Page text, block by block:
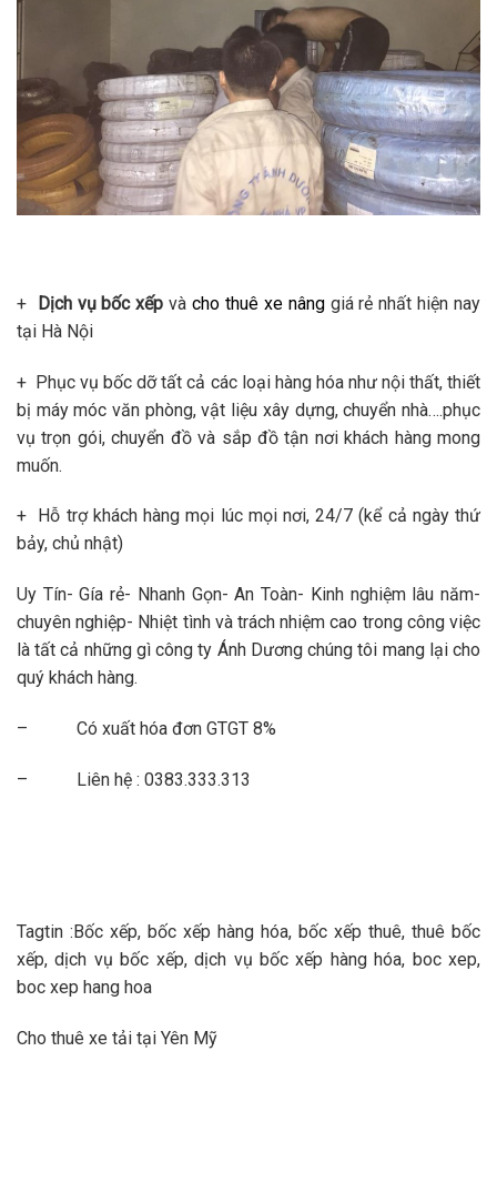
+ Dịch vụ bốc xếp vàcho thuê xe nânggiá rẻ nhất hiện nay
tại Hà Nội
+ Phục vụ bốc dỡ tất cả các loại hàng hóa như nội thất, thiết
bị máy móc văn phòng, vật liệu xây dựng, chuyển nhà….phục
vụ trọn gói, chuyển đồ và sắp đồ tận nơi khách hàng mong
muốn.
+ Hỗ trợ khách hàng mọi lúc mọi nơi, 24/7 (kể cả ngày thứ
bảy, chủ nhật)
Uy Tín- Gía rẻ- Nhanh Gọn- An Toàn- Kinh nghiệm lâu năm-
chuyên nghiệp- Nhiệt tình và trách nhiệm cao trong công việc
là tất cả những gì công ty Ánh Dương chúng tôi mang lại cho
quý khách hàng.
– Có xuất hóa đơn GTGT 8%
– Liên hệ : 0383.333.313
Tagtin :Bốc xếp, bốc xếp hàng hóa, bốc xếp thuê, thuê bốc
xếp, dịch vụ bốc xếp, dịch vụ bốc xếp hàng hóa, boc xep,
boc xep hang hoa
Cho thuê xe tải tại Yên Mỹ